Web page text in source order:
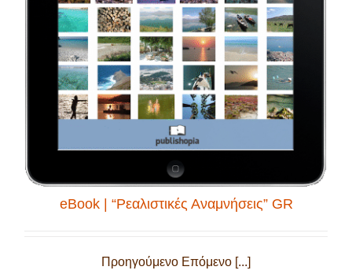
eBook | “Ρεαλιστικές Αναμνήσεις” GR
Προηγούμενο Επόμενο [...]